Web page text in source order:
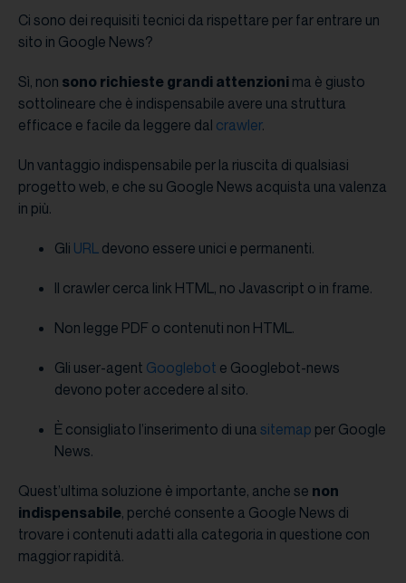
Ci sono dei requisiti tecnici da rispettare per far entrare un
sito in Google News?
Sì, non sono richieste grandi attenzioni ma è giusto
sottolineare che è indispensabile avere una struttura
efficace e facile da leggere dal crawler.
Un vantaggio indispensabile per la riuscita di qualsiasi
progetto web, e che su Google News acquista una valenza
in più.
Gli URL devono essere unici e permanenti.
Il crawler cerca link HTML, no Javascript o in frame.
Non legge PDF o contenuti non HTML.
Gli user-agent Googlebot e Googlebot-news
devono poter accedere al sito.
È consigliato l’inserimento di una sitemap per Google
News.
Quest’ultima soluzione è importante, anche se non
indispensabile, perché consente a Google News di
trovare i contenuti adatti alla categoria in questione con
maggior rapidità.